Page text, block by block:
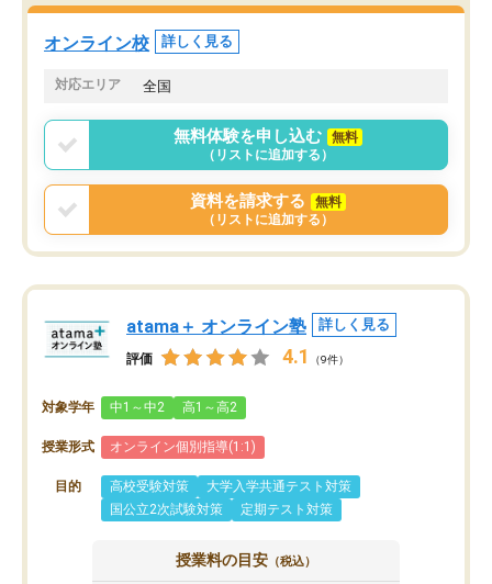
オンライン校 詳しく見る
対応エリア 全国
無料体験を申し込む
無料
（リストに追加する）
資料を請求する
無料
（リストに追加する）
atama＋ オンライン塾 詳しく見る
評価 4.1 （9件）
対象学年 中1～中2 高1～高2
授業形式 オンライン個別指導(1:1)
目的 高校受験対策
大学入学共通テスト対策
国公立2次試験対策
定期テスト対策
授業料の目安 （税込）